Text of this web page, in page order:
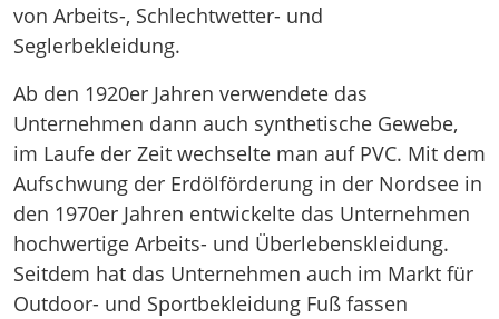
von Arbeits-, Schlechtwetter- und
Seglerbekleidung.
Ab den 1920er Jahren verwendete das
Unternehmen dann auch synthetische Gewebe,
im Laufe der Zeit wechselte man auf PVC. Mit dem
Aufschwung der Erdölförderung in der Nordsee in
den 1970er Jahren entwickelte das Unternehmen
hochwertige Arbeits- und Überlebenskleidung.
Seitdem hat das Unternehmen auch im Markt für
Outdoor- und Sportbekleidung Fuß fassen